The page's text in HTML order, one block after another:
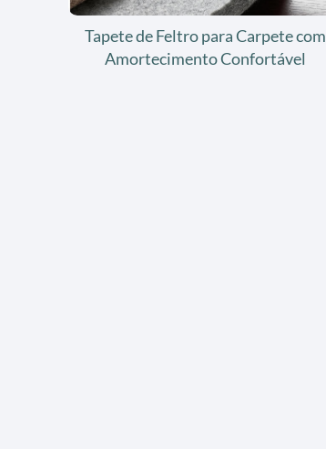
Tapete de Feltro para Carpete com
Amortecimento Confortável